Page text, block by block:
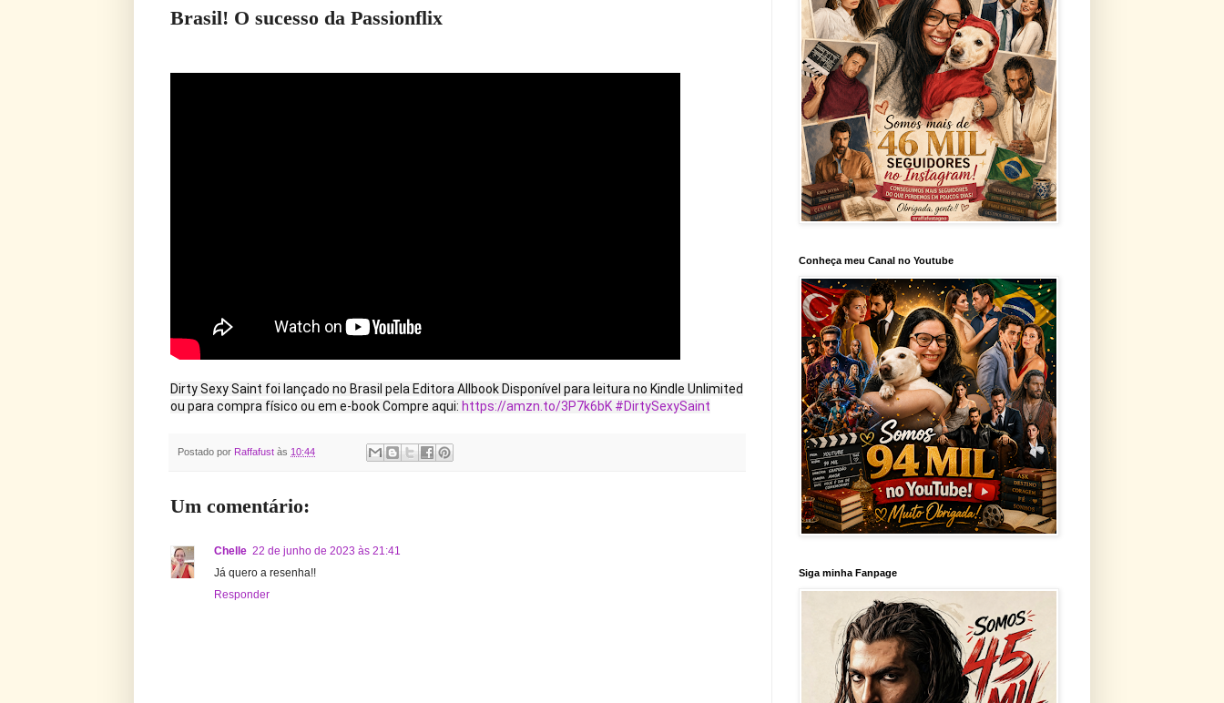
Brasil! O sucesso da Passionflix
Dirty Sexy Saint foi lançado no Brasil pela Editora Allbook Disponível para leitura no Kindle Unlimited
ou para compra físico ou em e-book Compre aqui: https://amzn.to/3P7k6bK #DirtySexySaint
Postado por Raffafust às 10:44
Um comentário:
Chelle 22 de junho de 2023 às 21:41
Já quero a resenha!!
Responder
Conheça meu Canal no Youtube
Siga minha Fanpage